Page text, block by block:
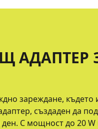
АДАПТЕР
зареждане, където
създаден да
С мощност до 20 W